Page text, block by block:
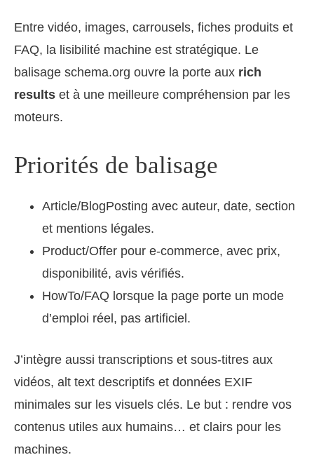
Entre vidéo, images, carrousels, fiches produits et
FAQ, la lisibilité machine est stratégique. Le
balisage schema.org ouvre la porte aux rich
results et à une meilleure compréhension par les
moteurs.
Priorités de balisage
Article/BlogPosting avec auteur, date, section
et mentions légales.
Product/Offer pour e‑commerce, avec prix,
disponibilité, avis vérifiés.
HowTo/FAQ lorsque la page porte un mode
d’emploi réel, pas artificiel.
J’intègre aussi transcriptions et sous-titres aux
vidéos, alt text descriptifs et données EXIF
minimales sur les visuels clés. Le but : rendre vos
contenus utiles aux humains… et clairs pour les
machines.